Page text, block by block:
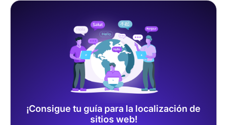
¡Consigue tu guía para la localización de
sitios web!